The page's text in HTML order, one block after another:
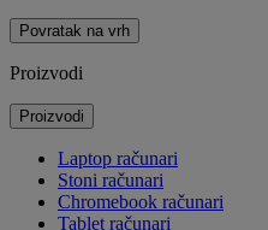
Povratak na vrh
Proizvodi
Proizvodi
Laptop računari
Stoni računari
Chromebook računari
Tablet računari